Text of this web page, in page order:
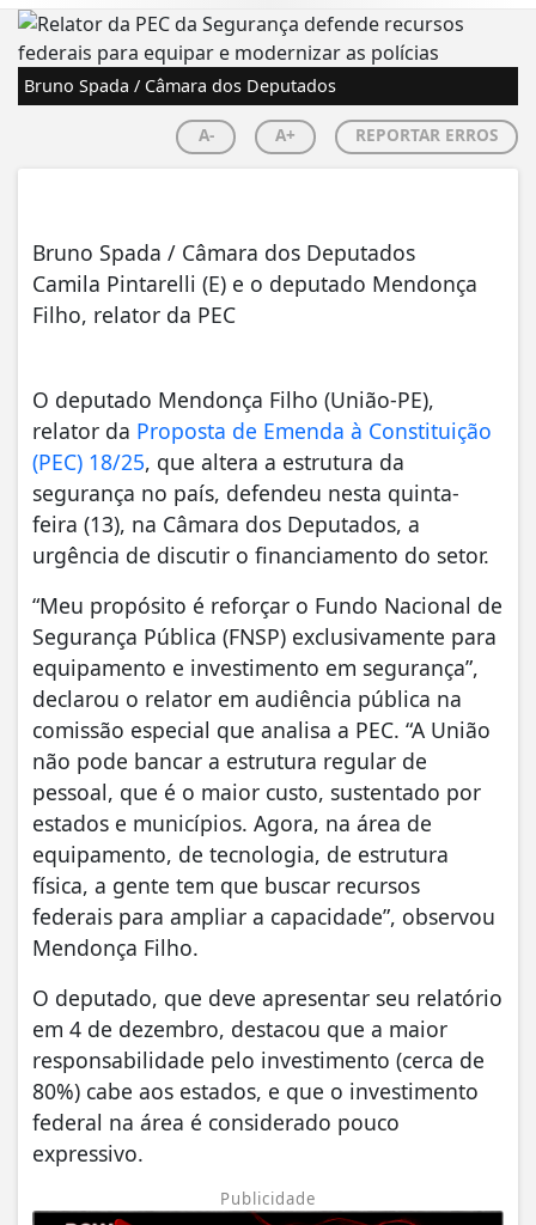
Bruno Spada / Câmara dos Deputados
A- A+ REPORTAR ERROS
Bruno Spada / Câmara dos Deputados
Camila Pintarelli (E) e o deputado Mendonça
Filho, relator da PEC
O deputado Mendonça Filho (União-PE),
relator da Proposta de Emenda à Constituição
(PEC) 18/25, que altera a estrutura da
segurança no país, defendeu nesta quinta-
feira (13), na Câmara dos Deputados, a
urgência de discutir o financiamento do setor.
“Meu propósito é reforçar o Fundo Nacional de
Segurança Pública (FNSP) exclusivamente para
equipamento e investimento em segurança”,
declarou o relator em audiência pública na
comissão especial que analisa a PEC. “A União
não pode bancar a estrutura regular de
pessoal, que é o maior custo, sustentado por
estados e municípios. Agora, na área de
equipamento, de tecnologia, de estrutura
física, a gente tem que buscar recursos
federais para ampliar a capacidade”, observou
Mendonça Filho.
O deputado, que deve apresentar seu relatório
em 4 de dezembro, destacou que a maior
responsabilidade pelo investimento (cerca de
80%) cabe aos estados, e que o investimento
federal na área é considerado pouco
expressivo.
Publicidade